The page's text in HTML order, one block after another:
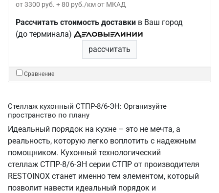
от 3300 руб. + 80 руб./км от МКАД
Рассчитать стоимость доставки в Ваш город
(до терминала)
рассчитать
Сравнение
Стеллаж кухонный СТПР-8/6-ЭН: Организуйте
пространство по плану
Идеальный порядок на кухне – это не мечта, а
реальность, которую легко воплотить с надежным
помощником. Кухонный технологический
стеллаж СТПР-8/6-ЭН серии СТПР от производителя
RESTOINOX станет именно тем элементом, который
позволит навести идеальный порядок и